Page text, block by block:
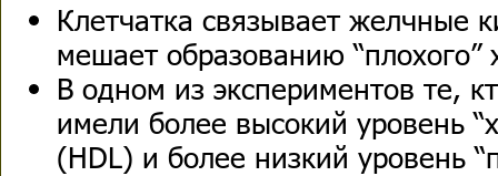
Клетчатка связывает желчные
мешает образованию “плохого”
В одном из экспериментов те,
имели более высокий уровень
(HDL) и более низкий уровень